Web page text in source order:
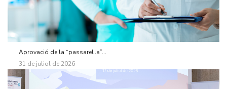
Aprovació de la “passarel·la”...
31 de juliol de 2026